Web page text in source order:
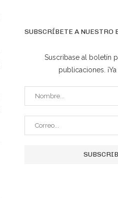
SUBSCRÍBETE A NUESTRO
Suscríbase al boletín
publicaciones.